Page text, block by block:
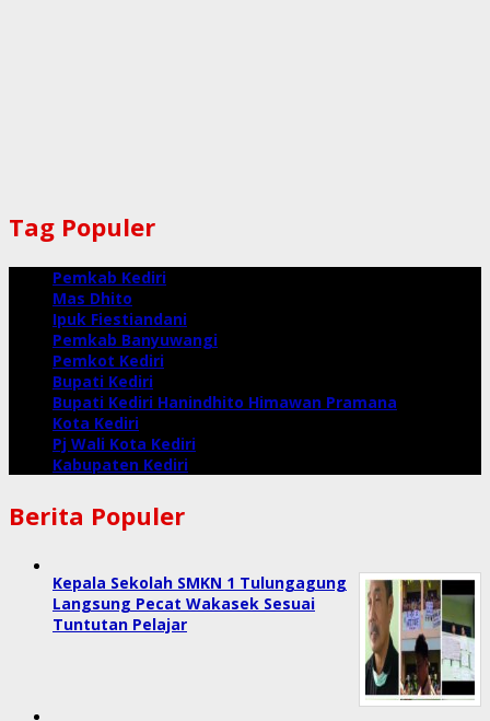
Tag Populer
Pemkab Kediri
Mas Dhito
Ipuk Fiestiandani
Pemkab Banyuwangi
Pemkot Kediri
Bupati Kediri
Bupati Kediri Hanindhito Himawan Pramana
Kota Kediri
Pj Wali Kota Kediri
Kabupaten Kediri
Berita Populer
Kepala Sekolah SMKN 1 Tulungagung
Langsung Pecat Wakasek Sesuai
Tuntutan Pelajar